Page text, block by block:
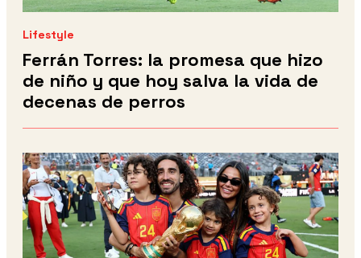
Lifestyle
Ferrán Torres: la promesa que hizo
de niño y que hoy salva la vida de
decenas de perros